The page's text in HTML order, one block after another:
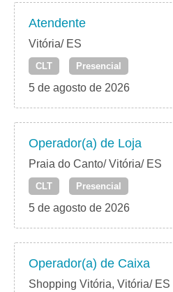
Atendente
Vitória/ ES
CLT Presencial
5 de agosto de 2026
Operador(a) de Loja
Praia do Canto/ Vitória/ ES
CLT Presencial
5 de agosto de 2026
Operador(a) de Caixa
Shopping Vitória, Vitória/ ES